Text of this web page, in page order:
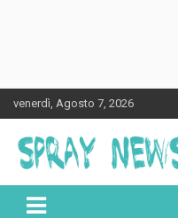
to
content
venerdì, Agosto 7, 2026
Spraynews.it